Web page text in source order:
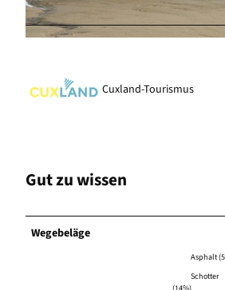
Cuxland-Tourismus
Gut zu wissen
Wegebeläge
Asphalt
Schotter